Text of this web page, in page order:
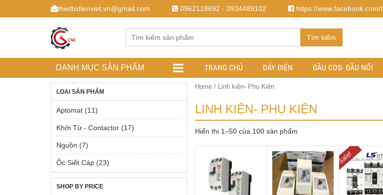
thietbidienviet.vn@gmail.com 0962118692 - 0934489102 https://www.facebook.com/
Tìm kiếm
DANH MỤC SẢN PHẨM TRANG CHỦ DÂY ĐIỆN ĐẦU COS- ĐẦU NỐI
Home/ Linh kiện- Phụ Kiện
LINH KIỆN- PHỤ KIỆN
Hiển thị 1–50 của 100 sản phẩm
Sale!
LOẠI SẢN PHẨM
Aptomat (11)
Khởi Từ - Contactor (17)
Nguồn (7)
Ốc Siết Cáp (23)
SHOP BY PRICE